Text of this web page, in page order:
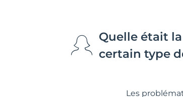
Quelle était
certain type
Les